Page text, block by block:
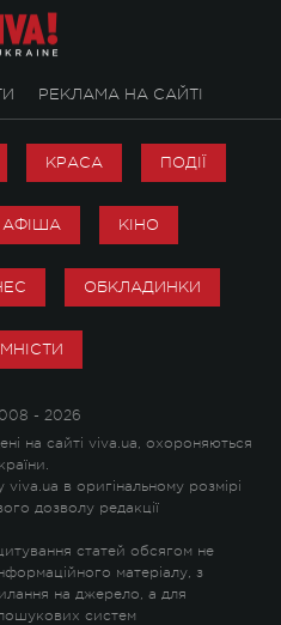
РЕКЛАМА НА САЙТІ
КРАСА ПОДІЇ
АФІША КІНО
ОБКЛАДИНКИ
- 2026
на сайті viva.ua, охороняються
в оригінальному розмірі
дозволу редакції
статей обсягом не
матеріалу, з
на джерело, а для
систем